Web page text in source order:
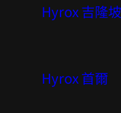
Hyrox 吉隆坡
Hyrox 首爾